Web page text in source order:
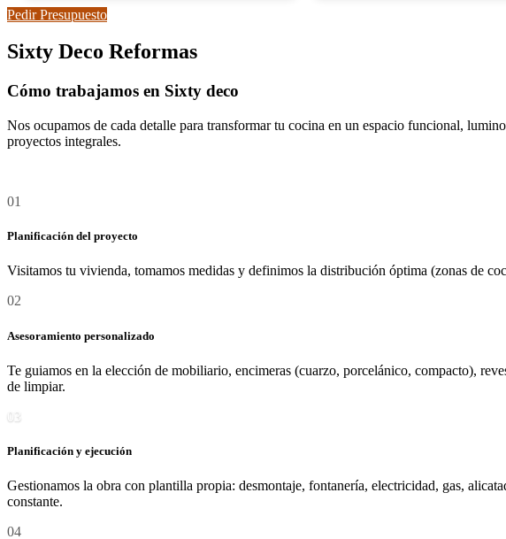
Pedir Presupuesto
Sixty Deco Reformas
Cómo trabajamos en Sixty deco
Nos ocupamos de cada detalle para transformar tu cocina en un espacio funcional,
proyectos integrales.
01
Nuestros
Detalle
Planificación del proyecto
Visitamos tu vivienda, tomamos medidas y definimos la distribución óptima (zonas de
02
Asesoramiento personalizado
Te guiamos en la elección de mobiliario, encimeras (cuarzo, porcelánico, compacto),
de limpiar.
03
Planificación y ejecución
Gestionamos la obra con plantilla propia: desmontaje, fontanería, electricidad, gas,
constante.
04